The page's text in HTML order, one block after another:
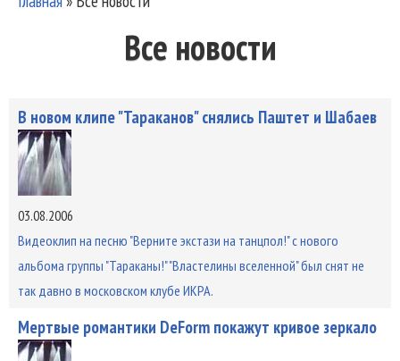
Все новости
В новом клипе "Тараканов" снялись Паштет и Шабаев
03.08.2006
Видеоклип на песню "Верните экстази на танцпол!" с нового
альбома группы "Тараканы!" "Властелины вселенной" был снят не
так давно в московском клубе ИКРА.
Мертвые романтики DeForm покажут кривое зеркало